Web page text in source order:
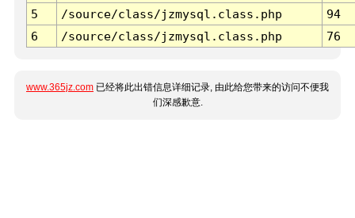
5
/source/class/jzmysql.class.php
94
6
/source/class/jzmysql.class.php 76
www.365jz.com 已经将此出错信息详细记录, 由此给您带来的访问不便我
们深感歉意.